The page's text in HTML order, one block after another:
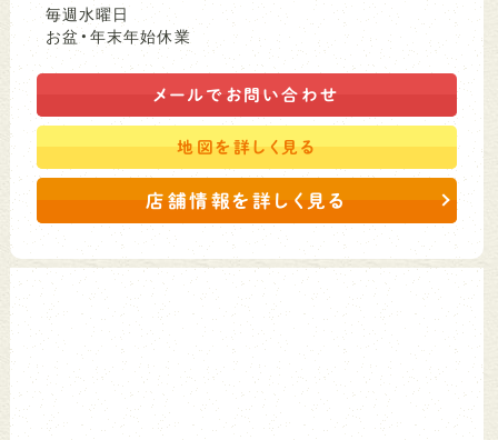
毎週水曜日
お盆・年末年始休業
メールで お問い合わせ
地図を詳しく見る
店舗情報を詳しく見る